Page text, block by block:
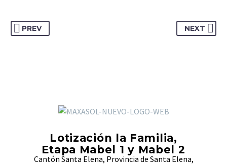
PREV NEXT
Lotización la Familia,
Etapa Mabel 1 y Mabel 2
Cantón Santa Elena, Provincia de Santa Elena,